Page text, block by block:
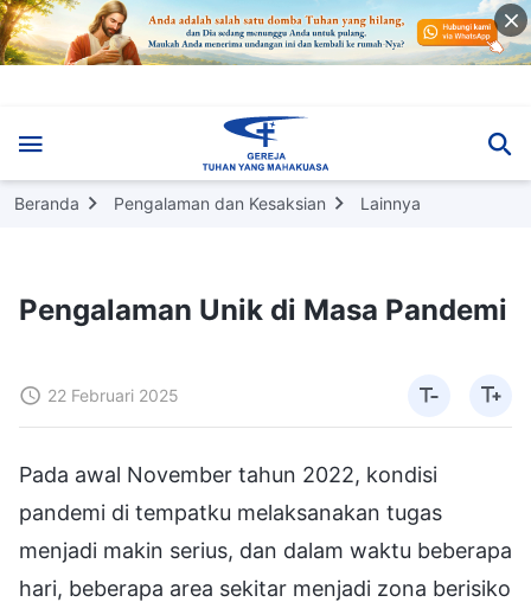
Beranda Pengalaman dan Kesaksian Lainnya
Pengalaman Unik di Masa Pandemi
22 Februari 2025
Pada awal November tahun 2022, kondisi
pandemi di tempatku melaksanakan tugas
menjadi makin serius, dan dalam waktu beberapa
hari, beberapa area sekitar menjadi zona berisiko